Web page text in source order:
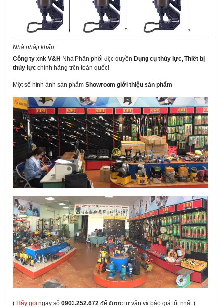
Nhà nhập khẩu:
Công ty xnk V&H Nhà Phân phối độc quyền Dụng cụ thủy lực, Thiết bị
thủy lực chính hãng trên toàn quốc!
Một số hình ảnh sản phẩm Showroom giới thiệu sản phẩm
( Hãy gọi ngay số 0903.252.672 để được tư vấn và báo giá tốt nhất)